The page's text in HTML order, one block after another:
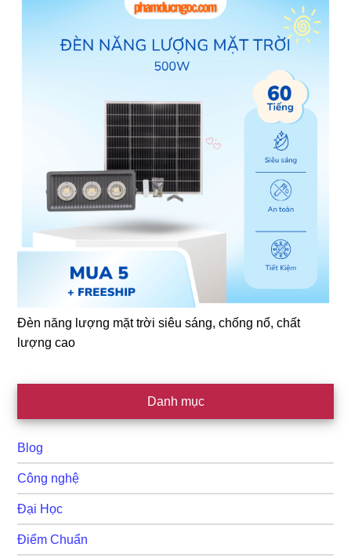
Đèn năng lượng mặt trời siêu sáng, chống nổ, chất
lượng cao
Danh mục
Blog
Công nghệ
Đại Học
Điểm Chuẩn